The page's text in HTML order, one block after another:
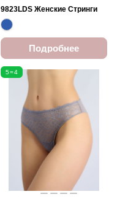
9823LDS Женские Стринги
Подробнее
5=4